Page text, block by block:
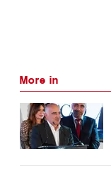
More in